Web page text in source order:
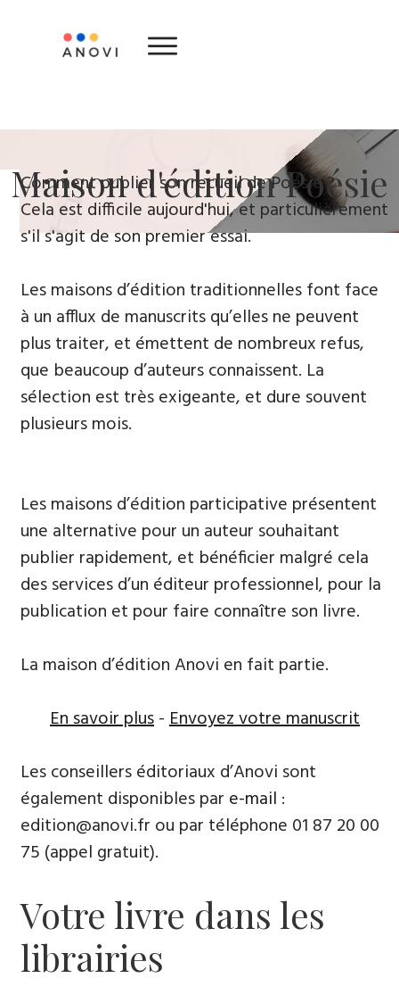
​Maison d'édition ​Poésie
​Comment publier son recueil de Poésie ?
Cela est difficile aujourd'hui, et particulièrement
s'il s'agit de son premier essai.
Les maisons d’édition traditionnelles font face
à un afflux de manuscrits qu’elles ne peuvent
plus traiter, et émettent de nombreux refus,
que beaucoup d’auteurs connaissent. La
sélection est très exigeante, et dure souvent
plusieurs mois.
Les maisons d’édition participative présentent
une alternative pour un auteur souhaitant
publier rapidement, et bénéficier malgré cela
des services d’un éditeur professionnel, pour la
publication et pour faire connaître son livre.
La maison d’édition Anovi en fait partie.
En savoir plus-Envoyez votre manuscrit
Les conseillers éditoriaux d’Anovi sont
également disponibles par e-mail :
edition@anovi.fr ou par téléphone ​​0​1 87 20 00
75 (appel gratuit).
Votre livre dans les
librairies